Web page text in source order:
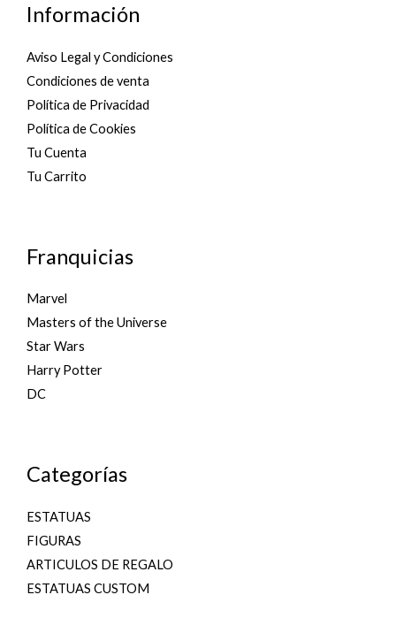
Información
Aviso Legal y Condiciones
Condiciones de venta
Política de Privacidad
Política de Cookies
Tu Cuenta
Tu Carrito
Franquicias
Marvel
Masters of the Universe
Star Wars
Harry Potter
DC
Categorías
ESTATUAS
FIGURAS
ARTICULOS DE REGALO
ESTATUAS CUSTOM